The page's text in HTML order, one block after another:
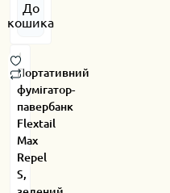
До
кошика
Портативний
фумігатор-
павербанк
Flextail
Max
Repel
S,